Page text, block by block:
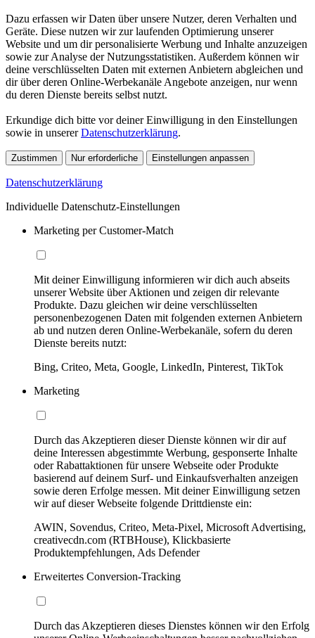
Dazu erfassen wir Daten über unsere Nutzer, deren Verhalten und
Geräte. Diese nutzen wir zur laufenden Optimierung unserer
Website und um dir personalisierte Werbung und Inhalte anzuzeigen
sowie zur Analyse der Nutzungsstatistiken. Außerdem können wir
deine verschlüsselten Daten mit externen Anbietern abgleichen und
dir über deren Online-Werbekanäle Angebote anzeigen, nur wenn
du deren Dienste bereits selbst nutzt.
Erkundige dich bitte vor deiner Einwilligung in den Einstellungen
sowie in unsererDatenschutzerklärung.
Zustimmen Nur erforderliche Einstellungen anpassen
Datenschutzerklärung
Individuelle Datenschutz-Einstellungen
Marketing per Customer-Match
Mit deiner Einwilligung informieren wir dich auch abseits
unserer Website über Aktionen und zeigen dir relevante
Produkte. Dazu gleichen wir deine verschlüsselten
personenbezogenen Daten mit folgenden externen Anbietern
ab und nutzen deren Online-Werbekanäle, sofern du deren
Dienste bereits nutzt:
Bing, Criteo, Meta, Google, LinkedIn, Pinterest, TikTok
Marketing
Durch das Akzeptieren dieser Dienste können wir dir auf
deine Interessen abgestimmte Werbung, gesponserte Inhalte
oder Rabattaktionen für unsere Webseite oder Produkte
basierend auf deinem Surf- und Einkaufsverhalten anzeigen
sowie deren Erfolge messen. Mit deiner Einwilligung setzen
wir auf dieser Webseite folgende Drittdienste ein:
AWIN, Sovendus, Criteo, Meta-Pixel, Microsoft Advertising,
creativecdn.com (RTBHouse), Klickbasierte
Produktempfehlungen, Ads Defender
Erweitertes Conversion-Tracking
Durch das Akzeptieren dieses Dienstes können wir den Erfolg